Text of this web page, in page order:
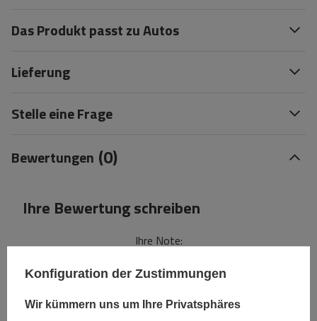
Das Produkt passt zu Autos
Lieferung
Stelle eine Frage
Bewertungen (0)
Ihre Bewertung schreiben
Ihre Note:
5/5
Inhalt Ihrer Bewertung
Konfiguration der Zustimmungen
Wir kümmern uns um Ihre Privatsphäres